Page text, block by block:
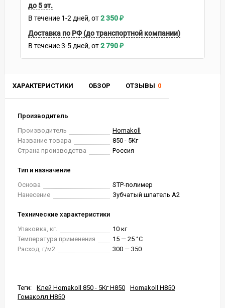
ХАРАКТЕРИСТИКИ ОБЗОР ОТЗЫВЫ 0
Производитель
Производитель
Homakoll
Название товара
850 - 5Кг
Страна производства
Россия
Тип и назначение
Основа
STP-полимер
Нанесение
Зубчатый шпатель А2
Технические характеристики
Упаковка, кг.
10 кг
Температура применения
15 — 25 °C
Расход, г/м2
300 — 350
Теги: Клей Homakoll 850 - 5Кг H850
Homakoll H850
Гомаколл H850
до 5 эт.
В течение 1-2 дней 2 350₽
Доставка по РФ (до транспортной компании)
В течение3-5 дней 2 790₽